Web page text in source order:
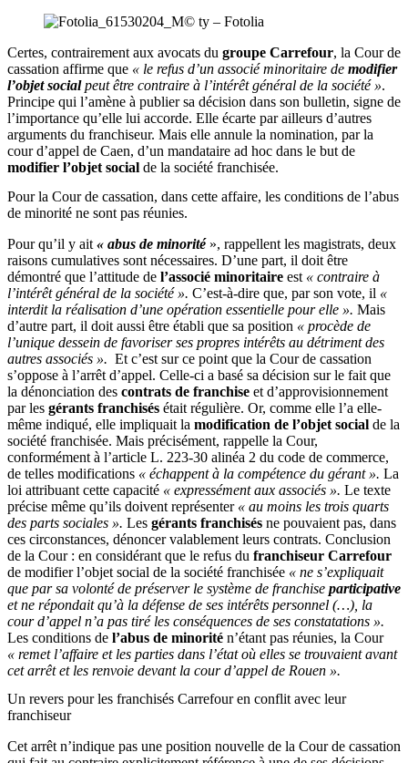
Certes, contrairement aux avocats du groupe Carrefour, la Cour de
cassation affirme que « le refus d’un associé minoritaire de modifier
l’objet socialpeut être contraire à l’intérêt général de la société ».
Principe qui l’amène à publier sa décision dans son bulletin, signe de
l’importance qu’elle lui accorde. Elle écarte par ailleurs d’autres
arguments du franchiseur. Mais elle annule la nomination, par la
cour d’appel de Caen, d’un mandataire ad hoc dans le but de
modifier l’objet social de la société franchisée.
Pour la Cour de cassation, dans cette affaire, les conditions de l’abus
de minorité ne sont pas réunies.
Pour qu’il y ait « abus de minorité », rappellent les magistrats, deux
raisons cumulatives sont nécessaires. D’une part, il doit être
démontré que l’attitude de l’associé minoritaire est « contraire à
l’intérêt général de la société ». C’est-à-dire que, par son vote, il «
interdit la réalisation d’une opération essentielle pour elle ». Mais
d’autre part, il doit aussi être établi que sa position « procède de
l’unique dessein de favoriser ses propres intérêts au détriment des
autres associés ». Et c’est sur ce point que la Cour de cassation
s’oppose à l’arrêt d’appel. Celle-ci a basé sa décision sur le fait que
la dénonciation des contrats de franchise et d’approvisionnement
par les gérants franchisés était régulière. Or, comme elle l’a elle-
même indiqué, elle impliquait la modification de l’objet social de la
société franchisée. Mais précisément, rappelle la Cour,
conformément à l’article L. 223-30 alinéa 2 du code de commerce,
de telles modifications « échappent à la compétence du gérant ». La
loi attribuant cette capacité « expressément aux associés ». Le texte
précise même qu’ils doivent représenter« au moins les trois quarts
des parts sociales ». Les gérants franchisés ne pouvaient pas, dans
ces circonstances, dénoncer valablement leurs contrats. Conclusion
de la Cour : en considérant que le refus du franchiseur Carrefour
de modifier l’objet social de la société franchisée « ne s’expliquait
que par sa volonté de préserver le système de franchise participative
et ne répondait qu’à la défense de ses intérêts personnel (…), la
cour d’appel n’a pas tiré les conséquences de ses constatations ».
Les conditions de l’abus de minorité n’étant pas réunies, la Cour
« remet l’affaire et les parties dans l’état où elles se trouvaient avant
cet arrêt et les renvoie devant la cour d’appel de Rouen ».
Un revers pour les franchisés Carrefour en conflit avec leur
franchiseur
Cet arrêt n’indique pas une position nouvelle de la Cour de cassation